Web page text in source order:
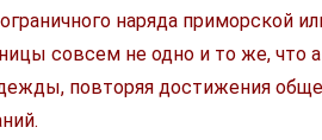
наряда приморской
совсем не одно и то же, что
повторяя достижения